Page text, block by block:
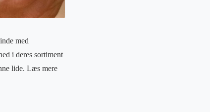
med
i deres sortiment
lide. Læs mere